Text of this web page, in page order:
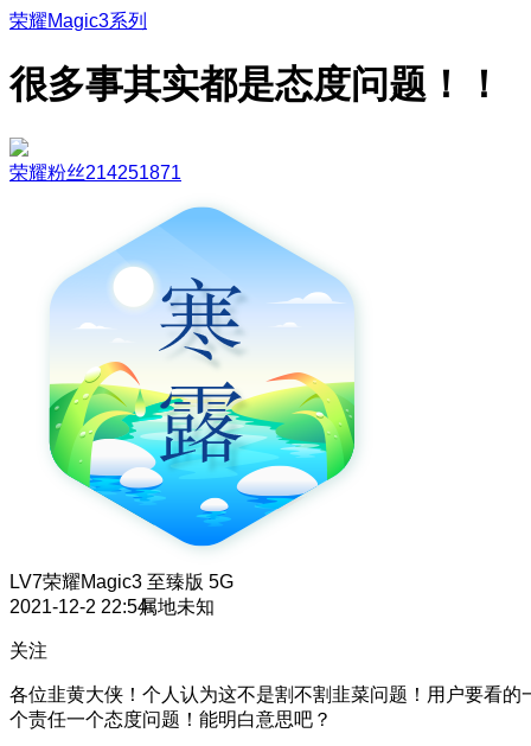
荣耀Magic3系列
很多事其实都是态度问题！！
荣耀粉丝214251871
LV7荣耀Magic3 至臻版 5G
2021-12-2 22:54属地未知
关注
各位韭黄大侠！个人认为这不是割不割韭菜问题！用户要看的
个责任一个态度问题！能明白意思吧？